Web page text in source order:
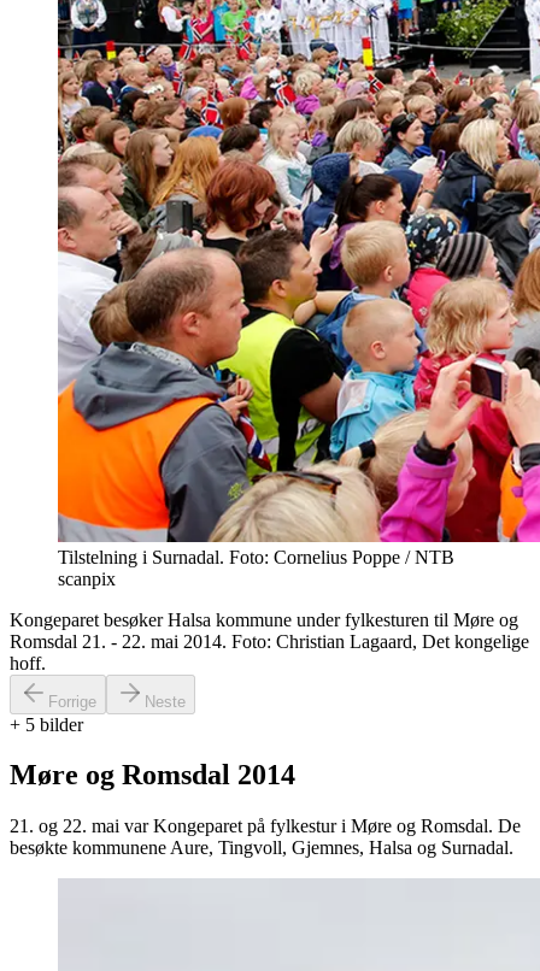
Tilstelning i Surnadal. Foto: Cornelius Poppe / NTB
scanpix
Kongeparet besøker Halsa kommune under fylkesturen til Møre og
Romsdal 21. - 22. mai 2014. Foto: Christian Lagaard, Det kongelige
hoff.
Forrige Neste
+ 5 bilder
Møre og Romsdal 2014
21. og 22. mai var Kongeparet på fylkestur i Møre og Romsdal. De
besøkte kommunene Aure, Tingvoll, Gjemnes, Halsa og Surnadal.